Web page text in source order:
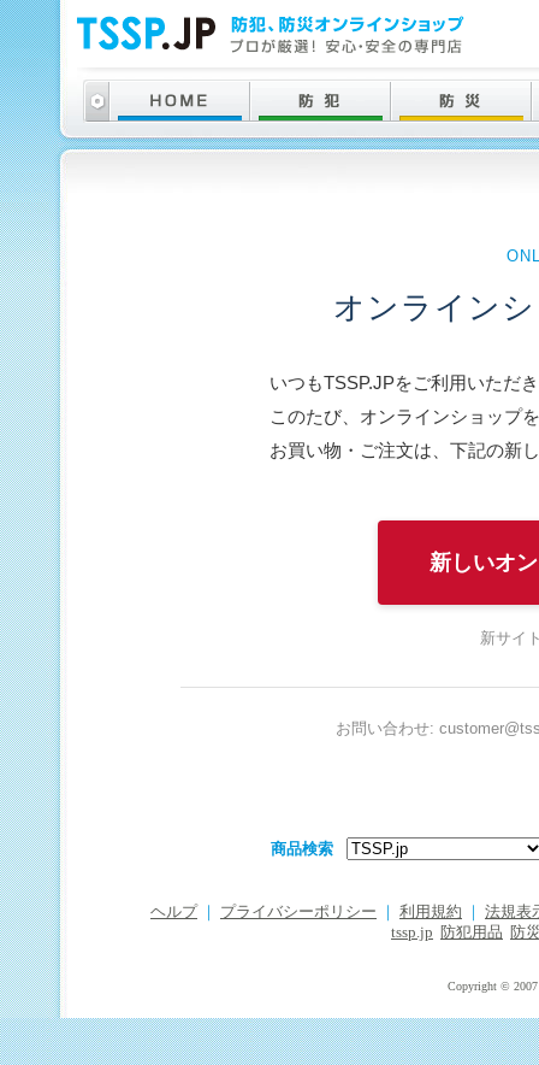
オンライン
いつもTSSP.JPをご利用いただ
このたび、オンラインショップ
お買い物・ご注文は、下記の新
新しいオ
新サイ
お問い合わせ:
商品検索
ヘルプ プライバシーポリシー 利用規約
法規表
tssp.jp
防犯用品 防
Copyright © 2007